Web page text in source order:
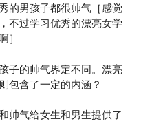
的男孩子都很帅气［感觉
不过学习优秀的漂亮女学
］
子的帅气界定不同。漂亮
包含了一定的内涵？
帅气给女生和男生提供了